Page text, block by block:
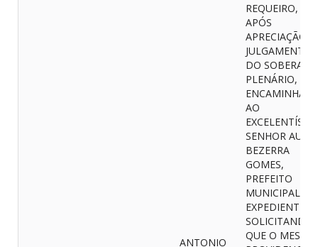
ANTONIO
REQUEIRO,
APÓS
APRECIAÇÃO E
JULGAMENTO
DO SOBERANO
PLENÁRIO,
AO
SENHOR
BEZERRA
GOMES,
PREFEITO
MUNICIPAL,
EXPEDIENTE
SOLICITANDO
QUE O MESMO